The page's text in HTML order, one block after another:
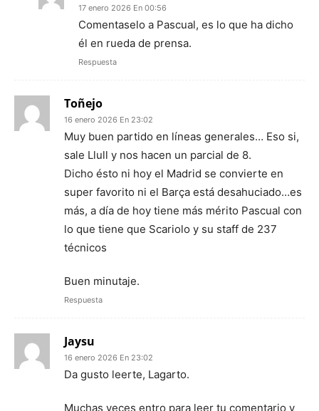
17 enero 2026 En 00:56
Comentaselo a Pascual, es lo que ha dicho
él en rueda de prensa.
Respuesta
Toñejo
16 enero 2026 En 23:02
Muy buen partido en líneas generales… Eso si,
sale Llull y nos hacen un parcial de 8.
Dicho ésto ni hoy el Madrid se convierte en
super favorito ni el Barça está desahuciado…es
más, a día de hoy tiene más mérito Pascual con
lo que tiene que Scariolo y su staff de 237
técnicos
Buen minutaje.
Respuesta
Jaysu
16 enero 2026 En 23:02
Da gusto leerte, Lagarto.
Muchas veces entro para leer tu comentario y